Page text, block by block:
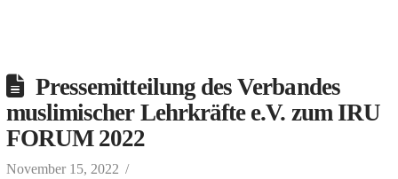
Pressemitteilung des Verbandes
muslimischer Lehrkräfte e.V. zum IRU
FORUM 2022
November 15, 2022